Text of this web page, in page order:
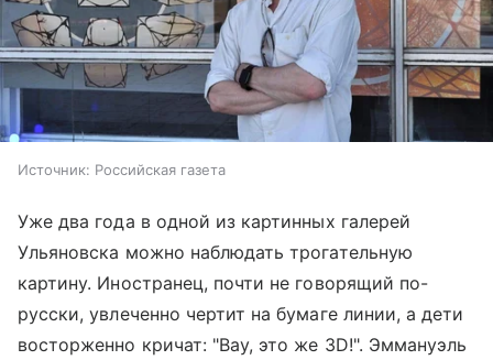
Источник: Российская газета
Уже два года в одной из картинных галерей
Ульяновска можно наблюдать трогательную
картину. Иностранец, почти не говорящий по-
русски, увлеченно чертит на бумаге линии, а дети
восторженно кричат: "Вау, это же 3D!". Эммануэль